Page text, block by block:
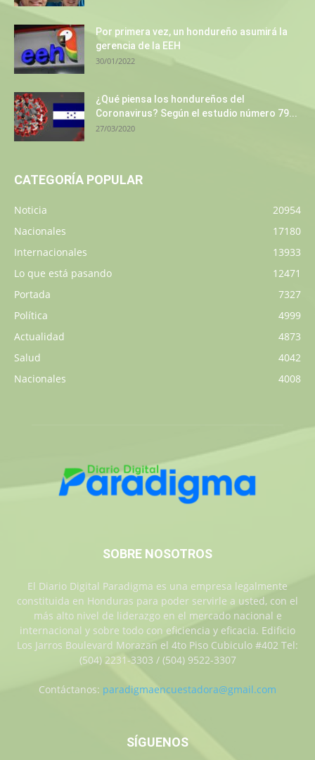
Por primera vez, un hondureño asumirá la
gerencia de la EEH
30/01/2022
¿Qué piensa los hondureños del
Coronavirus? Según el estudio número 79...
27/03/2020
CATEGORÍA POPULAR
Noticia
20954
Nacionales
17180
Internacionales
13933
Lo que está pasando
12471
Portada
7327
Política
4999
Actualidad
4873
Salud
4042
Nacionales
4008
SOBRE NOSOTROS
El Diario Digital Paradigma es una empresa legalmente
constituida en Honduras para poder servirle a usted, con el
más alto nivel de liderazgo en el mercado nacional e
internacional y sobre todo con eficiencia y eficacia. Edificio
Los Jarros Boulevard Morazan el 4to Piso Cubiculo #402 Tel:
(504) 2231-3303 / (504) 9522-3307
Contáctanos: paradigmaencuestadora@gmail.com
SÍGUENOS